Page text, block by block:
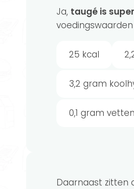
Ja, taugé is
25 kcal
3,2 gram
0,1 gram
Daarnaast zitten